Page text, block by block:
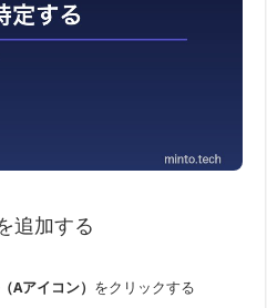
追加する
Aアイコン） をクリックする